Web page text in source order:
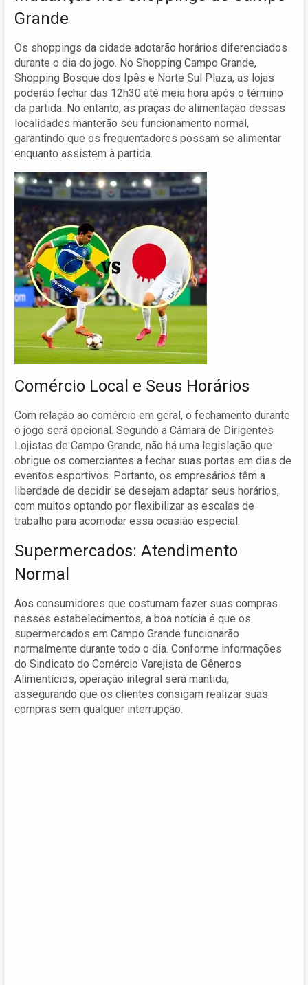
Grande
Os shoppings da cidade adotarão horários diferenciados
durante o dia do jogo. No Shopping Campo Grande,
Shopping Bosque dos Ipês e Norte Sul Plaza, as lojas
poderão fechar das 12h30 até meia hora após o término
da partida. No entanto, as praças de alimentação dessas
localidades manterão seu funcionamento normal,
garantindo que os frequentadores possam se alimentar
enquanto assistem à partida.
Comércio Local e Seus Horários
Com relação ao comércio em geral, o fechamento durante
o jogo será opcional. Segundo a Câmara de Dirigentes
Lojistas de Campo Grande, não há uma legislação que
obrigue os comerciantes a fechar suas portas em dias de
eventos esportivos. Portanto, os empresários têm a
liberdade de decidir se desejam adaptar seus horários,
com muitos optando por flexibilizar as escalas de
trabalho para acomodar essa ocasião especial.
Supermercados: Atendimento
Normal
Aos consumidores que costumam fazer suas compras
nesses estabelecimentos, a boa notícia é que os
supermercados em Campo Grande funcionarão
normalmente durante todo o dia. Conforme informações
do Sindicato do Comércio Varejista de Gêneros
Alimentícios, operação integral será mantida,
assegurando que os clientes consigam realizar suas
compras sem qualquer interrupção.